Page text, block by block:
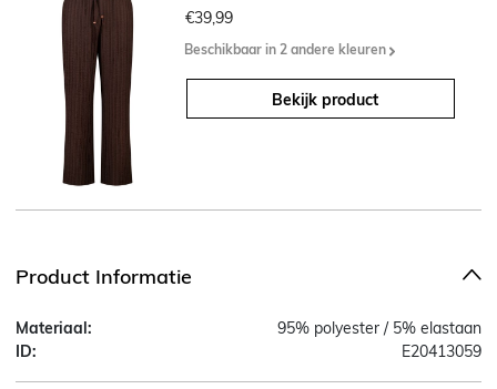
€39,99
Beschikbaar in 2 andere kleuren
Bekijk product
Product Informatie
Materiaal:
95% polyester / 5% elastaan
ID:
E20413059